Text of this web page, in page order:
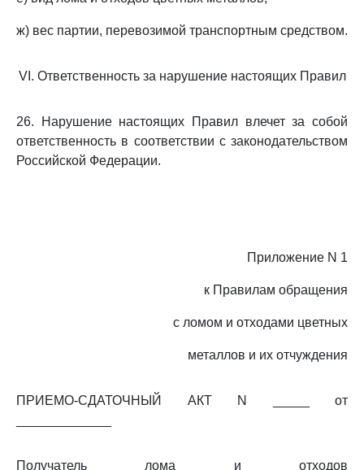
ж) вес партии, перевозимой транспортным средством.
VI. Ответственность за нарушение настоящих Правил
26. Нарушение настоящих Правил влечет за собой
ответственность в соответствии с законодательством
Российской Федерации.
Приложение N 1
к Правилам обращения
с ломом и отходами цветных
металлов и их отчуждения
ПРИЕМО-СДАТОЧНЫЙ АКТ N _____ от
Получатель лома и отходов